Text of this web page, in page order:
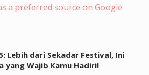
a preferred source on Google
Lebih dari Sekadar Festival, Ini
yang Wajib Kamu Hadiri!